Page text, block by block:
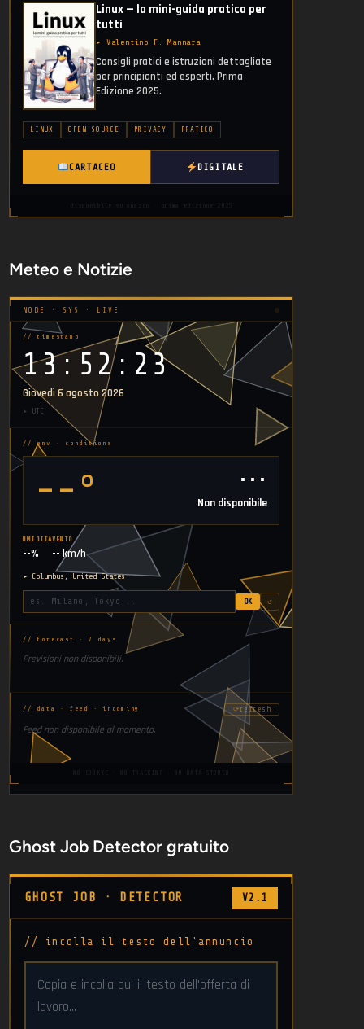
Linux — la mini-guida pratica per
tutti
▸ Valentino F. Mannara
Consigli pratici e istruzioni dettagliate
per principianti ed esperti. Prima
Edizione 2025.
LINUX OPEN SOURCE PRIVACY PRATICO
CARTACEO DIGITALE
Meteo e Notizie
NODE · SYS · LIVE
// timestamp
13:52:25
Giovedì 6 agosto 2026
▸ UTC
// env · conditions
--° ⋯
Non disponibile
UMIDITÀ
--%
VENTO
-- km/h
▸ Columbus, United States
OK ↺
// forecast · 7 days
Previsioni non disponibili.
// data · feed · incoming ⟳refresh
Feed non disponibile al momento.
Ghost Job Detector gratuito
GHOST JOB · DETECTOR V2.1
// incolla il testo dell'annuncio